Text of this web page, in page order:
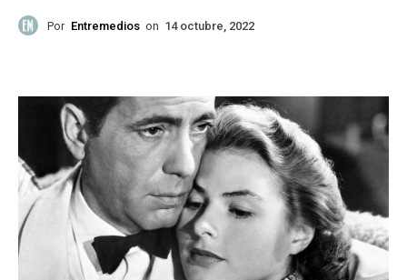
Por Entremedios on 14 octubre, 2022